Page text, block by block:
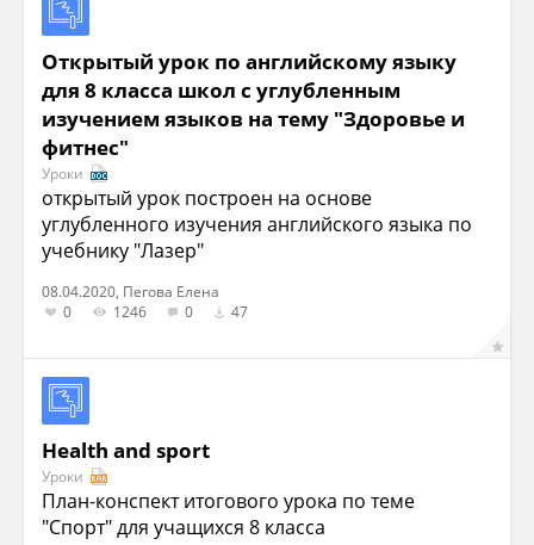
Открытый урок по английскому языку
для 8 класса школ с углубленным
изучением языков на тему "Здоровье и
фитнес"
Уроки
открытый урок построен на основе
углубленного изучения английского языка по
учебнику "Лазер"
08.04.2020, Пегова Елена
0
1246 0 47
Health and sport
Уроки
План-конспект итогового урока по теме
"Спорт" для учащихся 8 класса